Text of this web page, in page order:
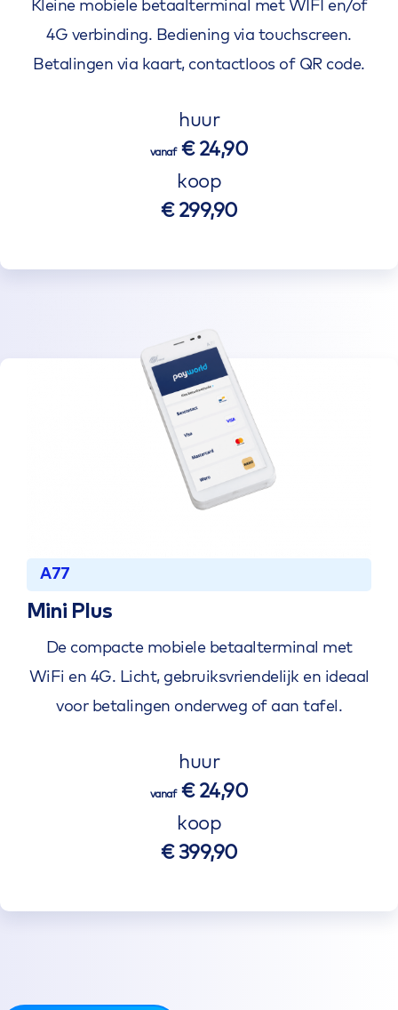
Kleine mobiele betaalterminal met WIFI en/of
4G verbinding. Bediening via touchscreen.
Betalingen via kaart, contactloos of QR code.
huur
vanaf€ 24,90
koop
€ 299,90
A77
Mini Plus
De compacte mobiele betaalterminal met
WiFi en 4G. Licht, gebruiksvriendelijk en ideaal
voor betalingen onderweg of aan tafel.
huur
vanaf€ 24,90
koop
€ 399,90